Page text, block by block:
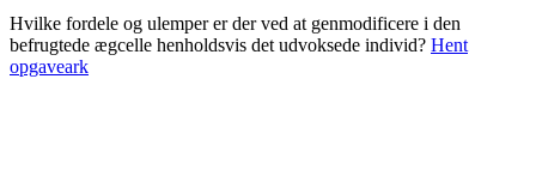
Hvilke fordele og ulemper er der ved at genmodificere i den
befrugtede ægcelle henholdsvis det udvoksede individ? Hent
opgaveark